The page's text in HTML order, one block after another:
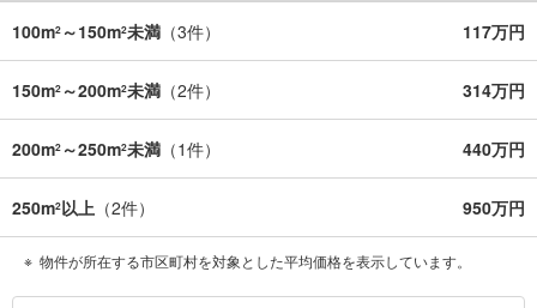
100m2 ～150m2未満 （3件） 117万円
150m2 ～200m2未満 （2件） 314万円
200m2 ～250m2未満 （1件） 440万円
250m2以上 （2件） 950万円
物件が所在する市区町村を対象とした平均価格を表示しています。